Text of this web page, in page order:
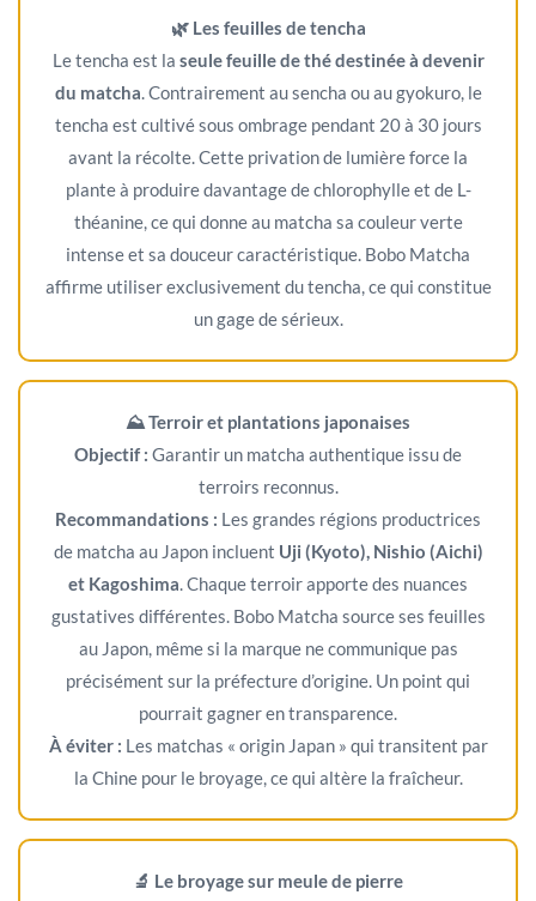
🌿 Les feuilles de tencha
Le tencha est la seule feuille de thé destinée à devenir
du matcha. Contrairement au sencha ou au gyokuro, le
tencha est cultivé sous ombrage pendant 20 à 30 jours
avant la récolte. Cette privation de lumière force la
plante à produire davantage de chlorophylle et de L-
théanine, ce qui donne au matcha sa couleur verte
intense et sa douceur caractéristique. Bobo Matcha
affirme utiliser exclusivement du tencha, ce qui constitue
un gage de sérieux.
⛰️ Terroir et plantations japonaises
Objectif : Garantir un matcha authentique issu de
terroirs reconnus.
Recommandations : Les grandes régions productrices
de matcha au Japon incluent Uji (Kyoto), Nishio (Aichi)
et Kagoshima. Chaque terroir apporte des nuances
gustatives différentes. Bobo Matcha source ses feuilles
au Japon, même si la marque ne communique pas
précisément sur la préfecture d’origine. Un point qui
pourrait gagner en transparence.
À éviter : Les matchas « origin Japan » qui transitent par
la Chine pour le broyage, ce qui altère la fraîcheur.
🔬 Le broyage sur meule de pierre